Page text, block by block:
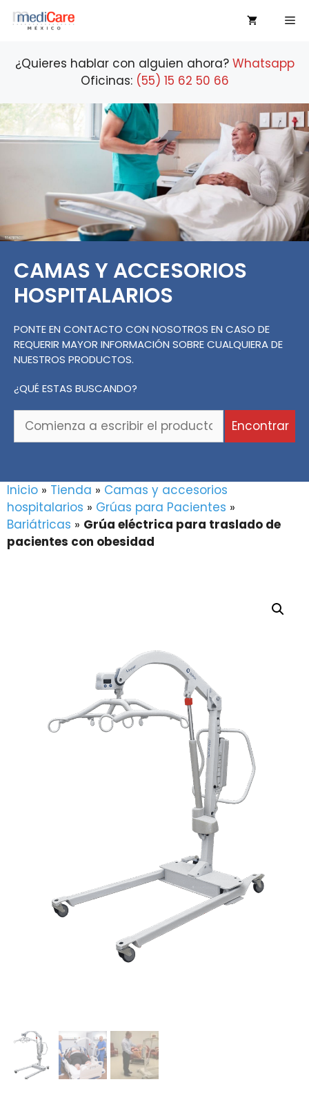
Saltar
¿Quieres hablar con alguien ahora? Whatsapp
Oficinas: (55) 15 62 50 66
CAMAS Y ACCESORIOS
HOSPITALARIOS
PONTE EN CONTACTO CON NOSOTROS EN CASO DE
REQUERIR MAYOR INFORMACIÓN SOBRE CUALQUIERA DE
NUESTROS PRODUCTOS.
¿QUÉ ESTAS BUSCANDO?
Comienza
producto
o
la
marca
Encontrar
Inicio » Tienda » Camas y accesorios
hospitalarios » Grúas para Pacientes »
Bariátricas » Grúa eléctrica para traslado de
pacientes con obesidad